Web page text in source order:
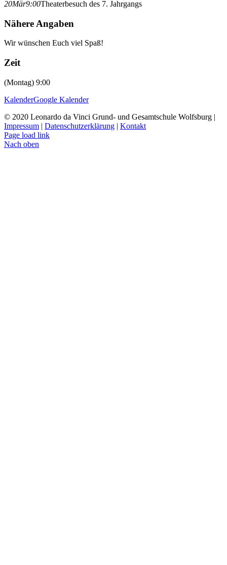
20Mär9:00Theaterbesuch des 7. Jahrgangs
Nähere Angaben
Wir wünschen Euch viel Spaß!
Zeit
(Montag) 9:00
KalenderGoogle Kalender
© 2020 Leonardo da Vinci Grund- und Gesamtschule Wolfsburg |
Impressum | Datenschutzerklärung | Kontakt
Page load link
Nach oben